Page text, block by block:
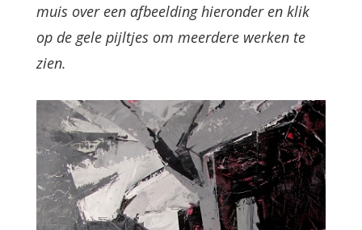
muis over een afbeelding hieronder en klik
op de gele pijltjes om meerdere werken te
zien.